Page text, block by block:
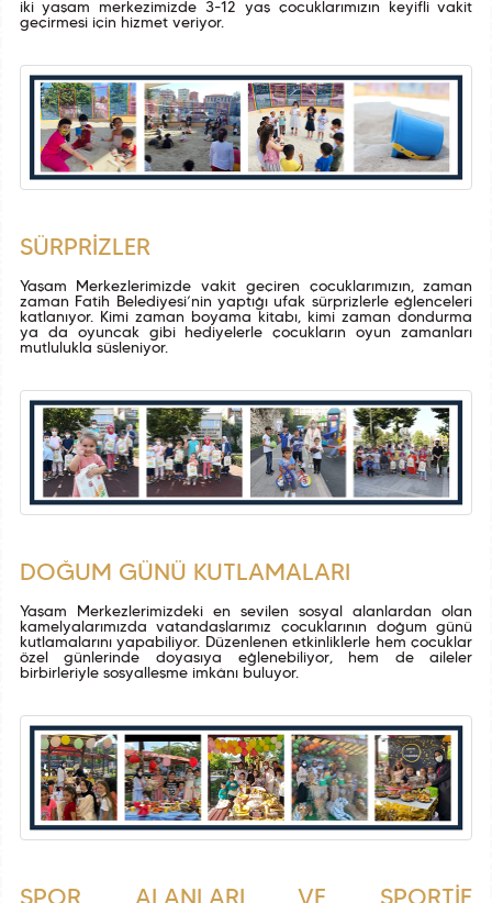
iki yaşam merkezimizde 3-12 yaş çocuklarımızın keyifli vakit
geçirmesi için hizmet veriyor.
SÜRPRİZLER
Yaşam Merkezlerimizde vakit geçiren çocuklarımızın, zaman
zaman Fatih Belediyesi’nin yaptığı ufak sürprizlerle eğlenceleri
katlanıyor. Kimi zaman boyama kitabı, kimi zaman dondurma
ya da oyuncak gibi hediyelerle çocukların oyun zamanları
mutlulukla süsleniyor.
DOĞUM GÜNÜ KUTLAMALARI
Yaşam Merkezlerimizdeki en sevilen sosyal alanlardan olan
kamelyalarımızda vatandaşlarımız çocuklarının doğum günü
kutlamalarını yapabiliyor. Düzenlenen etkinliklerle hem çocuklar
özel günlerinde doyasıya eğlenebiliyor, hem de aileler
birbirleriyle sosyalleşme imkânı buluyor.
SPOR ALANLARI VE SPORTİF